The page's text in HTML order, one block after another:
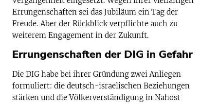
Errungenschaften sei das Jubiläum ein Tag der
Freude. Aber der Rückblick verpflichte auch zu
weiterem Engagement in der Zukunft.
Errungenschaften der DIG in Gefahr
Die DIG habe bei ihrer Gründung zwei Anliegen
formuliert: die deutsch-israelischen Beziehungen
stärken und die Völkerverständigung in Nahost